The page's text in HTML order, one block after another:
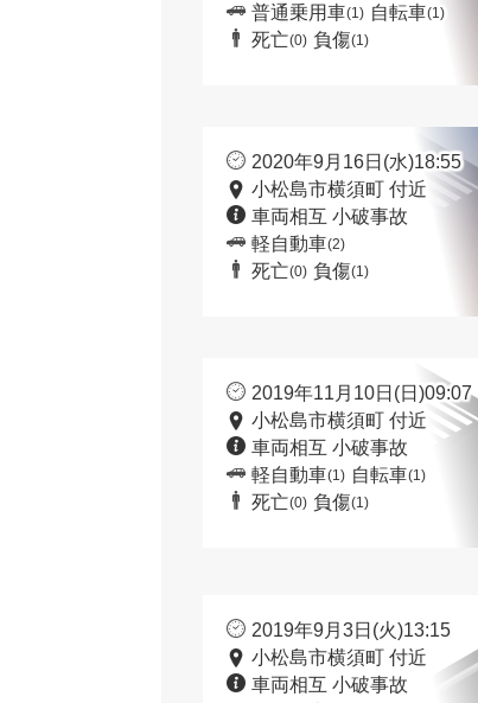
普通乗用車(1) 自転車(1)
死亡(0) 負傷(1)
2020年9月16日(水)18:55
小松島市横須町 付近
車両相互 小破事故
軽自動車(2)
死亡(0) 負傷(1)
2019年11月10日(日)09:07
小松島市横須町 付近
車両相互 小破事故
軽自動車(1) 自転車(1)
死亡(0) 負傷(1)
2019年9月3日(火)13:15
小松島市横須町 付近
車両相互 小破事故